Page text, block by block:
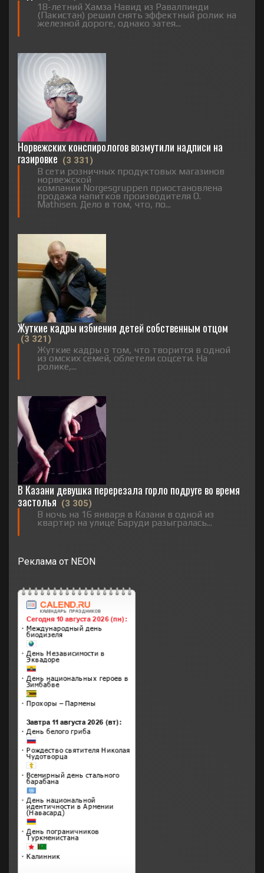
18-летний Хамза Навид из Равалпинди
(Пакистан) решил снять эффектный ролик на
железной дороге, однако затея...
Норвежских конспирологов возмутили надписи на
газировке (3 331)
В сети розничных продуктовых магазинов
норвежской
компании Norgesgruppen приостановлена
продажа напитков производителя O.
Mathisen. Дело в том, что, по...
Жуткие кадры избиения детей собственным отцом
(3 321)
Жуткие кадры о том, что творится в одной
из омских семей, облетели соцсети. На
ролике,...
В Казани девушка перерезала горло подруге во время
застолья (3 305)
В ночь на 16 января в Казани в одной из
квартир на улице Баруди разыгралась...
Реклама от NEON